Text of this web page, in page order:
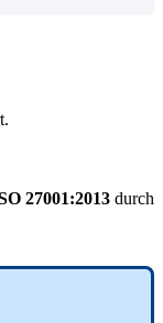
27001:2013 durch